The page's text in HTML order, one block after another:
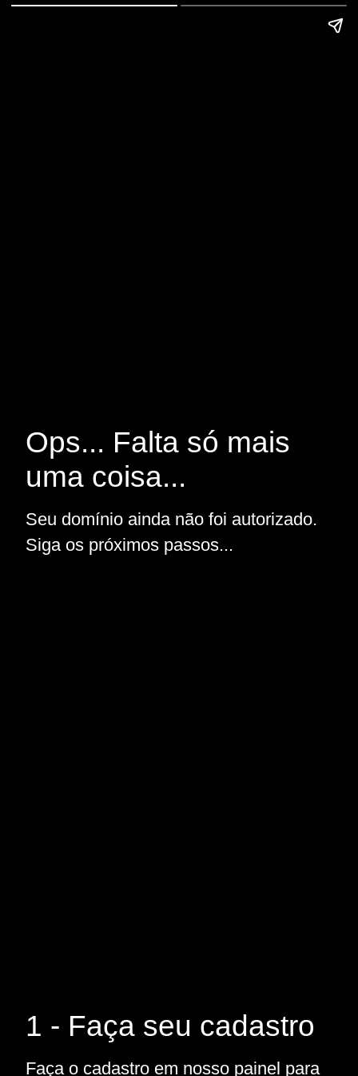
Ops... Falta só mais
uma coisa...
Seu domínio ainda não foi autorizado.
Siga os próximos passos...
1 - Faça seu cadastro
Faça o cadastro em nosso painel para